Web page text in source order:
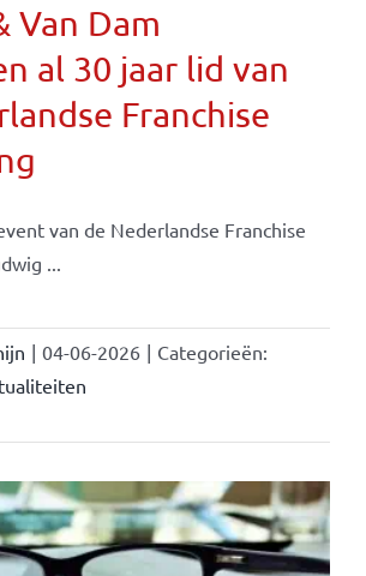
Van Dam
al 30 jaar lid van
Franchise
van de Nederlandse Franchise
...
| 04-06-2026 | Categorieën: